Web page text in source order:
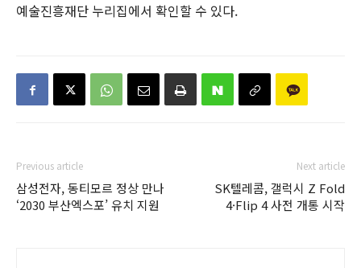
예술진흥재단 누리집에서 확인할 수 있다.
Previous article
삼성전자, 동티모르 정상 만나
‘2030 부산엑스포’ 유치 지원
Next article
SK텔레콤, 갤럭시 Z Fold
4·Flip 4 사전 개통 시작